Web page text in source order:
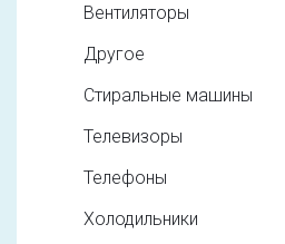
Вентиляторы
Другое
Стиральные машины
Телевизоры
Телефоны
Холодильники